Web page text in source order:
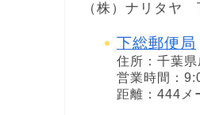
（株）ナリタヤ
下総郵便局
住所：千葉県
営業時間：
距離：444メ